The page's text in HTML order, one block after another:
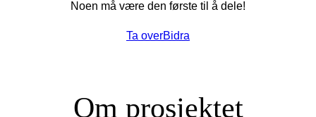
Noen må være den første til å dele!
Ta overBidra
Om prosjektet